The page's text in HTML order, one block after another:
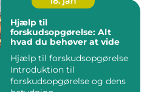
Hjælp til
forskudsopgørelse: Alt
hvad du behøver at vide
Hjælp til forskudsopgørelse
Introduktion til
forskudsopgørelse og dens